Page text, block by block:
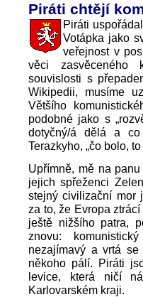
Piráti chtějí
Piráti
Votápka jako
veřejnost v
věci zasvěceného
souvislosti s
Wikipedii, musíme
Většího
podobné jako s
dotyčný/á dělá a
Terazkyho, „čo bolo,
Upřímně, mě na
jejich spřeženci
stejný civilizační mor
za to, že Evropa
ještě nižšího patra,
znovu:
nezajímavý a vrtá
někoho pálí. Piráti
levice, která ničí
Karlovarském kraji.